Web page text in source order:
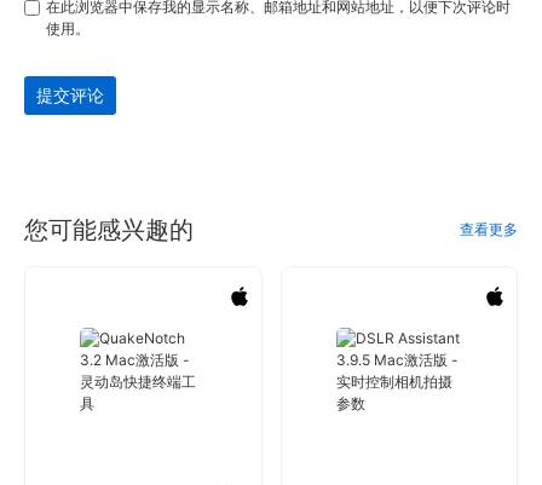
在此浏览器中保存我的显示名称、邮箱地址和网站地址，以便下次评论时
使用。
提交评论
您可能感兴趣的 查看更多